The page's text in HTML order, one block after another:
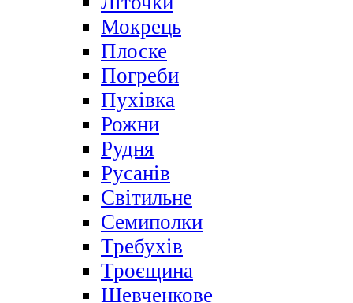
Мокрець
Плоске
Погреби
Пухівка
Рожни
Рудня
Русанів
Світильне
Семиполки
Требухів
Троєщина
Шевченкове